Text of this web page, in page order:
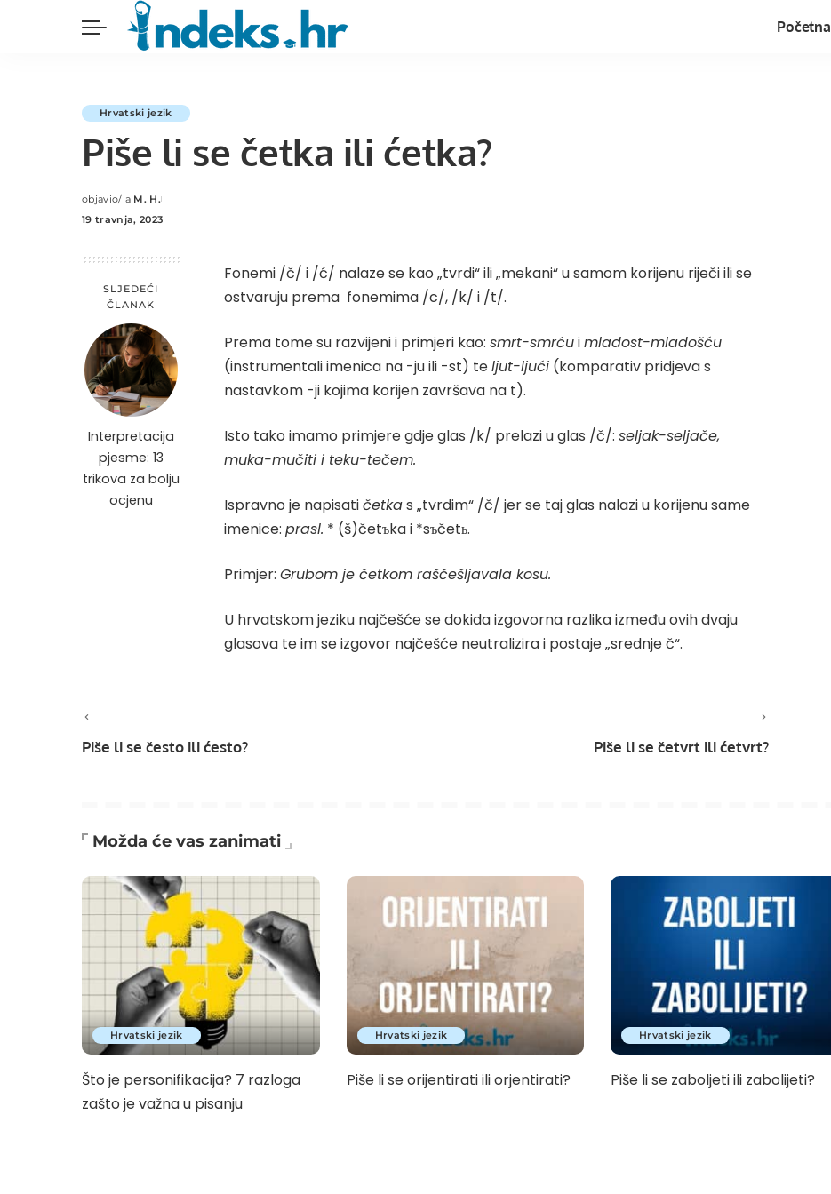
Početna
Hrvatski jezik
Piše li se četka ili ćetka?
Posted
by
objavio/la M. H.
19 travnja, 2023
SLJEDEĆI
ČLANAK
Interpretacija
pjesme: 13
trikova za bolju
ocjenu
Fonemi /č/ i /ć/ nalaze se kao „tvrdi“ ili „mekani“ u samom korijenu riječi ili se
ostvaruju prema fonemima /c/, /k/ i /t/.
Prema tome su razvijeni i primjeri kao: smrt-smrćuimladost-mladošću
(instrumentali imenica na -ju ili -st) teljut-ljući (komparativ pridjeva s
nastavkom -ji kojima korijen završava na t).
Isto tako imamo primjere gdje glas /k/ prelazi u glas /č/: seljak-seljače,
muka-mučiti i teku-tečem.
Ispravno je napisatičetkas „tvrdim“ /č/ jer se taj glas nalazi u korijenu same
imenice: prasl. * (š)četъka i *sъčetь.
Primjer: Grubom je četkom raščešljavala kosu.
U hrvatskom jeziku najčešće se dokida izgovorna razlika između ovih dvaju
glasova te im se izgovor najčešće neutralizira i postaje „srednje č“.
Piše li se često ili ćesto? Piše li se četvrt ili ćetvrt?
Možda će vas zanimati
Hrvatski jezik
Što je personifikacija? 7 razloga
zašto je važna u pisanju
Hrvatski jezik
Piše li se orijentirati ili orjentirati?
Hrvatski jezik
Piše li se zaboljeti ili zabolijeti?